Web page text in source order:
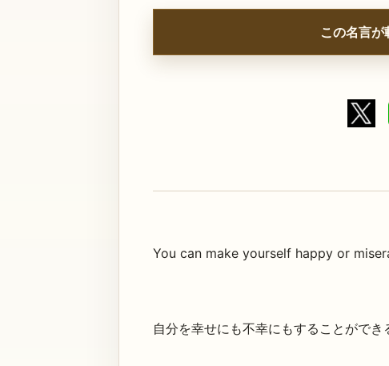
この名言が
You can make yourself happy or
自分を幸せにも不幸にもすることができ